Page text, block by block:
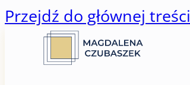
Przejdź do głównej treści